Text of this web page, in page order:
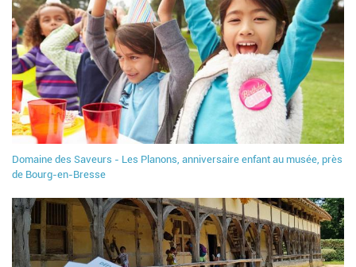
Domaine des Saveurs - Les Planons, anniversaire enfant au musée, près
de Bourg-en-Bresse